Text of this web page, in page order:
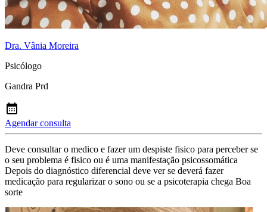
Dra. Vânia Moreira
Psicólogo
Gandra Prd
Agendar consulta
Deve consultar o medico e fazer um despiste fisico para perceber se
o seu problema é fisico ou é uma manifestação psicossomática
Depois do diagnóstico diferencial deve ver se deverá fazer
medicação para regularizar o sono ou se a psicoterapia chega Boa
sorte